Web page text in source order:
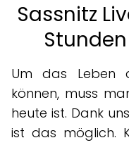
Sassnitz
Um das Leben
können, muss
heute ist. Dank
ist das möglich.